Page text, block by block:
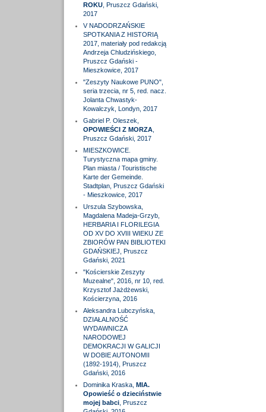
ROKU, Pruszcz Gdański,
2017
V NADODRZAŃSKIE
SPOTKANIA Z HISTORIĄ
2017, materiały pod redakcją
Andrzeja Chludzińskiego,
Pruszcz Gdański -
Mieszkowice, 2017
"Zeszyty Naukowe PUNO",
seria trzecia, nr 5, red. nacz.
Jolanta Chwastyk-
Kowalczyk, Londyn, 2017
Gabriel P. Oleszek,
OPOWIEŚCI Z MORZA,
Pruszcz Gdański, 2017
MIESZKOWICE.
Turystyczna mapa gminy.
Plan miasta / Touristische
Karte der Gemeinde.
Stadtplan, Pruszcz Gdański
- Mieszkowice, 2017
Urszula Szybowska,
Magdalena Madeja-Grzyb,
HERBARIA I FLORILEGIA
OD XV DO XVIII WIEKU ZE
ZBIORÓW PAN BIBLIOTEKI
GDAŃSKIEJ, Pruszcz
Gdański, 2021
"Kościerskie Zeszyty
Muzealne", 2016, nr 10, red.
Krzysztof Jażdżewski,
Kościerzyna, 2016
Aleksandra Lubczyńska,
DZIAŁALNOŚĆ
WYDAWNICZA
NARODOWEJ
DEMOKRACJI W GALICJI
W DOBIE AUTONOMII
(1892-1914), Pruszcz
Gdański, 2016
Dominika Kraska, MIA.
Opowieść o dzieciństwie
mojej babci, Pruszcz